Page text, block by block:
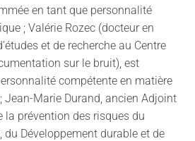
en tant que personnalité
; Valérie Rozec (docteur en
et de recherche au Centre
sur le bruit), est
compétente en matière
Jean-Marie Durand, ancien Adjoint
la prévention des risques du
du Développement durable et de